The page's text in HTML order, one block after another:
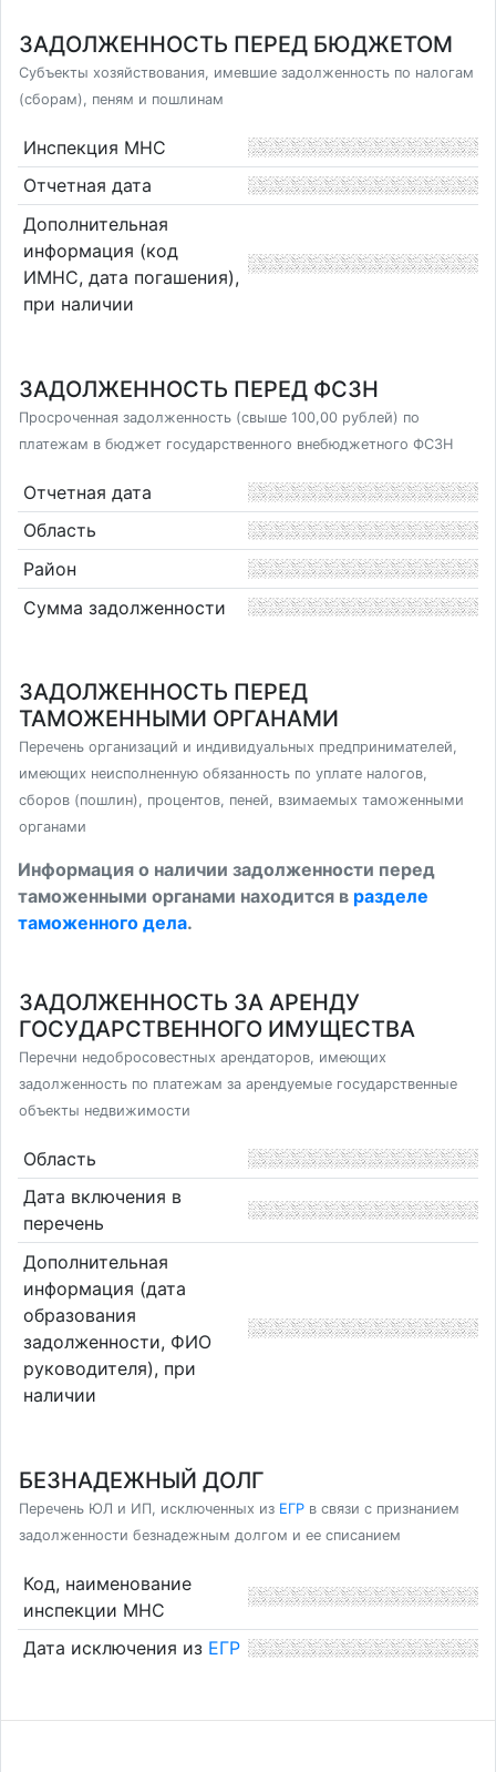
ЗАДОЛЖЕННОСТЬ ПЕРЕД БЮДЖЕТОМ
Субъекты хозяйствования, имевшие задолженность по налогам
(сборам), пеням и пошлинам
Инспекция МНС
Отчетная дата
Дополнительная
информация (код
ИМНС, дата погашения),
при наличии
ЗАДОЛЖЕННОСТЬ ПЕРЕД ФСЗН
Просроченная задолженность (свыше 100,00 рублей) по
платежам в бюджет государственного внебюджетного ФСЗН
Отчетная дата
Область
Район
Сумма задолженности
ЗАДОЛЖЕННОСТЬ ПЕРЕД
ТАМОЖЕННЫМИ ОРГАНАМИ
Перечень организаций и индивидуальных предпринимателей,
имеющих неисполненную обязанность по уплате налогов,
сборов (пошлин), процентов, пеней, взимаемых таможенными
органами
Информация о наличии задолженности перед
таможенными органами находится в разделе
таможенного дела.
ЗАДОЛЖЕННОСТЬ ЗА АРЕНДУ
ГОСУДАРСТВЕННОГО ИМУЩЕСТВА
Перечни недобросовестных арендаторов, имеющих
задолженность по платежам за арендуемые государственные
объекты недвижимости
Область
Дата включения в
перечень
Дополнительная
информация (дата
образования
задолженности, ФИО
руководителя), при
наличии
БЕЗНАДЕЖНЫЙ ДОЛГ
Перечень ЮЛ и ИП, исключенных из ЕГР в связи с признанием
задолженности безнадежным долгом и ее списанием
Код, наименование
инспекции МНС
Дата исключения из ЕГР